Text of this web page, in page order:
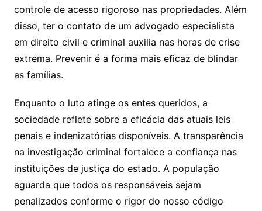
controle de acesso rigoroso nas propriedades. Além
disso, ter o contato de um advogado especialista
em direito civil e criminal auxilia nas horas de crise
extrema. Prevenir é a forma mais eficaz de blindar
as famílias.
Enquanto o luto atinge os entes queridos, a
sociedade reflete sobre a eficácia das atuais leis
penais e indenizatórias disponíveis. A transparência
na investigação criminal fortalece a confiança nas
instituições de justiça do estado. A população
aguarda que todos os responsáveis sejam
penalizados conforme o rigor do nosso código